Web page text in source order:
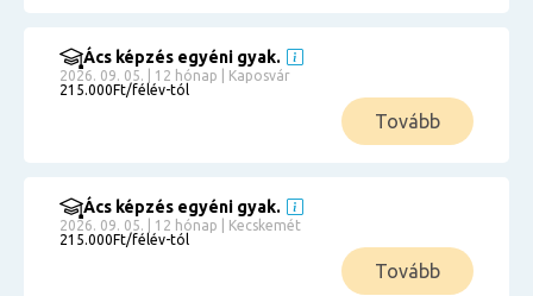
Ács képzés egyéni gyak.
2026. 09. 05. | 12 hónap | Kaposvár
215.000Ft/félév-tól
Tovább
Ács képzés egyéni gyak.
2026. 09. 05. | 12 hónap | Kecskemét
215.000Ft/félév-tól
Tovább